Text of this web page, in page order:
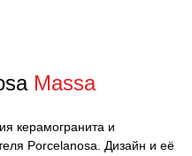
Massa
керамогранита и
Porcelanosa. Дизайн и её